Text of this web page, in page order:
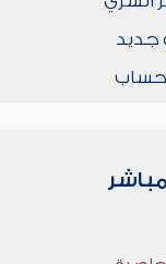
جديد
حساب